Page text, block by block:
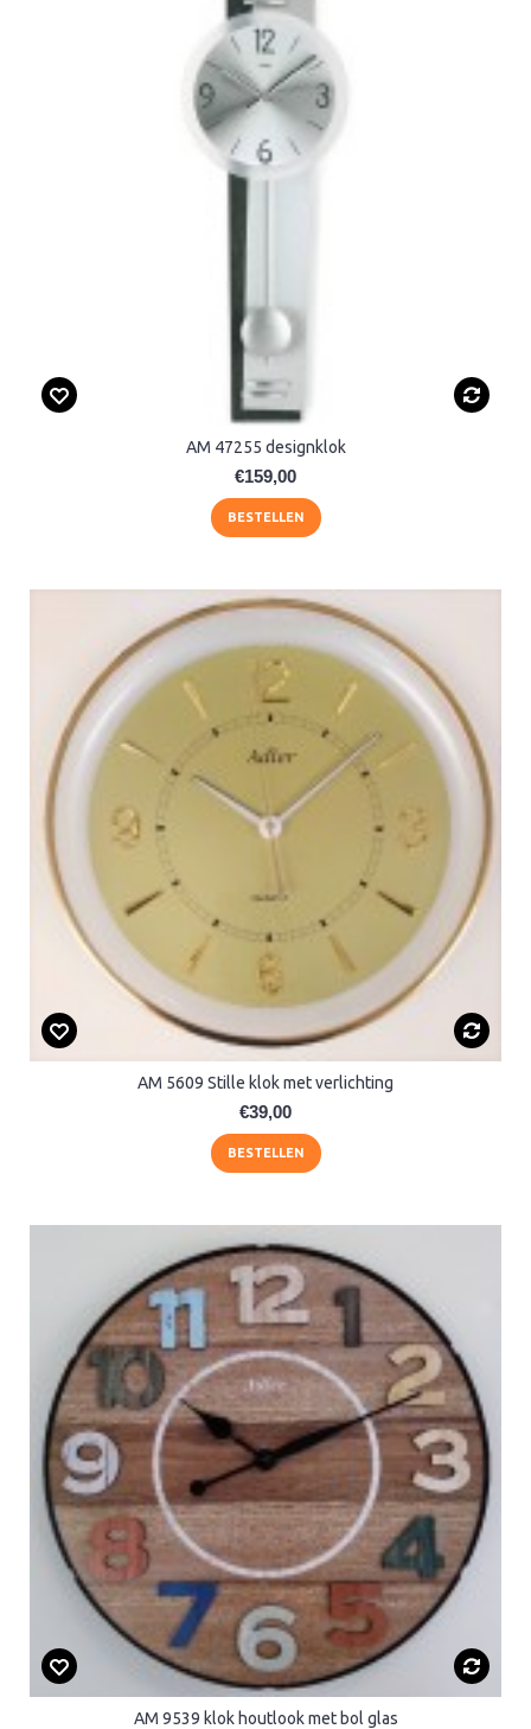
AM 47255 designklok
€159,00
BESTELLEN
AM 5609 Stille klok met verlichting
€39,00
BESTELLEN
AM 9539 klok houtlook met bol glas